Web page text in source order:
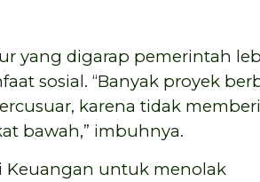
yang digarap pemerintah
sosial. “Banyak proyek
karena tidak
bawah,” imbuhnya.
Keuangan untuk menolak